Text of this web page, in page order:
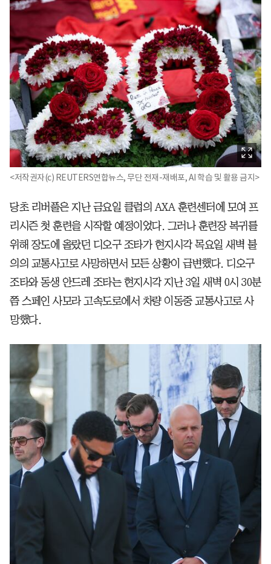
<저작권자(c) REUTERS연합뉴스, 무단 전재-재배포, AI 학습 및 활용 금지>
당초 리버풀은 지난 금요일 클럽의 AXA 훈련센터에 모여 프
리시즌 첫 훈련을 시작할 예정이었다. 그러나 훈련장 복귀를
위해 장도에 올랐던 디오구 조타가 현지시각 목요일 새벽 불
의의 교통사고로 사망하면서 모든 상황이 급변했다. 디오구
조타와 동생 안드레 조타는 현지시각 지난 3일 새벽 0시 30분
쯤 스페인 사모라 고속도로에서 차량 이동중 교통사고로 사
망했다.